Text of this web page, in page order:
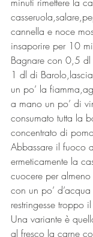
cannella e noce
insaporire per 10
Bagnare con 0,5
1 dl di
un po’ la
a mano un po’ di
consumato tutta la
concentrato di
Abbassare il fuoco
ermeticamente la
cuocere per
con un po’
restringesse troppo
Una variante è
al fresco la carne